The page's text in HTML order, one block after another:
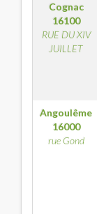
Cognac
16100
RUE DU XIV
JUILLET
Angoulême
16000
rue Gond